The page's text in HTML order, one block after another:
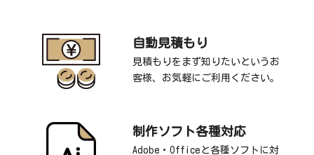
自動見積もり
見積もりをまず知りたいというお
客様、お気軽にご利用ください。
制作ソフト各種対応
Adobe・Officeと各種ソフトに対